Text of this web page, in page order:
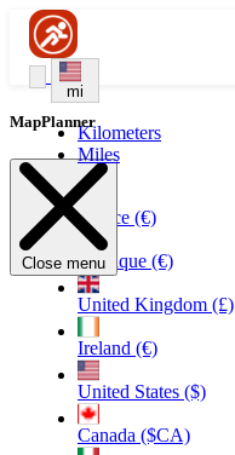
mi
Kilometers
Miles
France (€)
Belgique (€)
United Kingdom (£)
Ireland (€)
United States ($)
Canada ($CA)
MapPlanner
Close menu